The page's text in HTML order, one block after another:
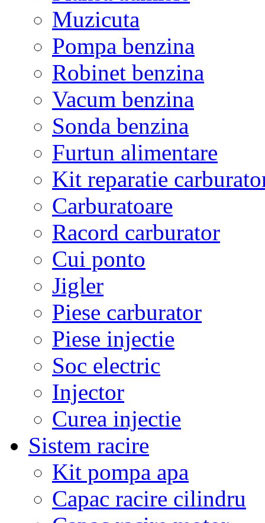
Muzicuta
Pompa benzina
Robinet benzina
Vacum benzina
Sonda benzina
Furtun alimentare
Kit reparatie
Carburatoare
Racord carburator
Cui ponto
Jigler
Piese carburator
Piese injectie
Soc electric
Injector
Curea injectie
Sistem racire
Kit pompa apa
Capac racire cilindru